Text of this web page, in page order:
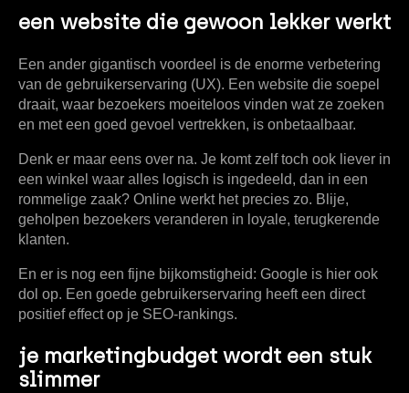
een website die gewoon lekker werkt
Een ander gigantisch voordeel is de enorme verbetering
van de gebruikerservaring (UX). Een website die soepel
draait, waar bezoekers moeiteloos vinden wat ze zoeken
en met een goed gevoel vertrekken, is onbetaalbaar.
Denk er maar eens over na. Je komt zelf toch ook liever in
een winkel waar alles logisch is ingedeeld, dan in een
rommelige zaak? Online werkt het precies zo. Blije,
geholpen bezoekers veranderen in loyale, terugkerende
klanten.
En er is nog een fijne bijkomstigheid: Google is hier ook
dol op. Een goede gebruikerservaring heeft een direct
positief effect op je SEO-rankings.
je marketingbudget wordt een stuk
slimmer